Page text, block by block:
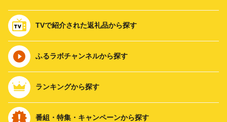
TVで紹介された返礼品から探す
ふるラボチャンネルから探す
ランキングから探す
番組・特集・キャンペーンから探す